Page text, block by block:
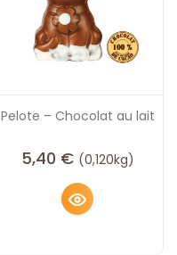
Pelote – Chocolat au lait
5,40 € (0,120kg)